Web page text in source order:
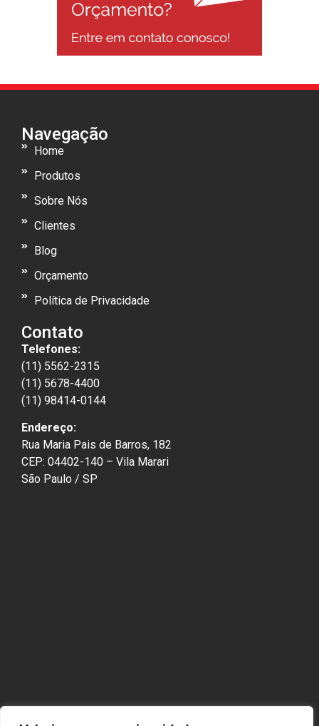
Navegação
Home
Produtos
Sobre Nós
Clientes
Blog
Orçamento
Política de Privacidade
Contato
Telefones:
(11) 5562-2315
(11) 5678-4400
(11) 98414-0144
Endereço:
Rua Maria Pais de Barros, 182
CEP: 04402-140 – Vila Marari
São Paulo / SP